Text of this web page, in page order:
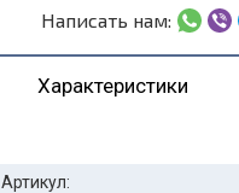
Написать нам:
Характеристики
Артикул: